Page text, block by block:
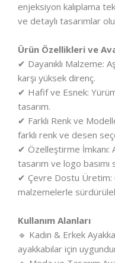
enjeksiyon kalıplama
ve detaylı tasarımlar
Ürün Özellikleri ve
✔ Dayanıklı Malzeme:
karşı yüksek direnç.
✔ Hafif ve Esnek:
tasarım.
✔ Farklı Renk ve
farklı renk ve desen
✔ Özelleştirme İmkanı:
tasarım ve logo basımı
✔ Çevre Dostu Üretim:
malzemelerle
Kullanım Alanları
🔹 Kadın & Erkek
ayakkabılar için